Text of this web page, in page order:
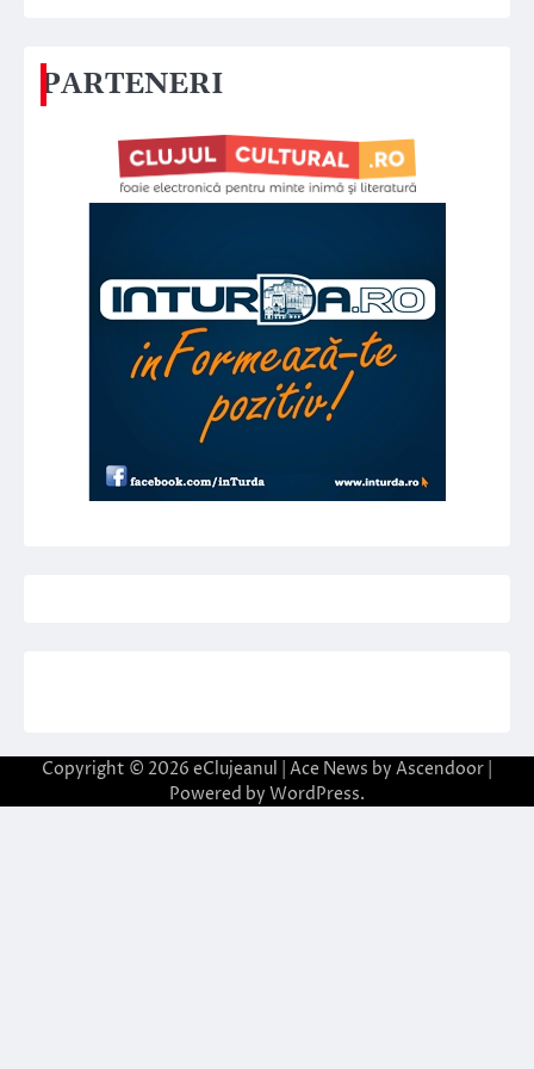
PARTENERI
Copyright © 2026 eClujeanul | Ace News by Ascendoor
Powered by WordPress.